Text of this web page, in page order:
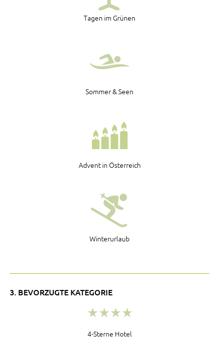
Tagen im Grünen
Sommer & Seen
Advent in Österreich
Winterurlaub
3. BEVORZUGTE KATEGORIE
4-Sterne Hotel